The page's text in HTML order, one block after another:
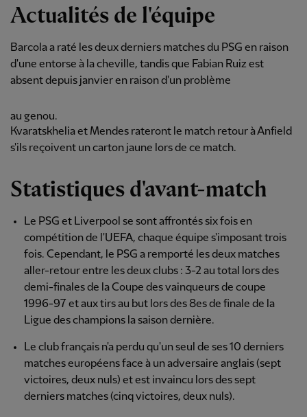
Actualités de l'équipe
Barcola a raté les deux derniers matches du PSG en raison
d'une entorse à la cheville, tandis que Fabian Ruiz est
absent depuis janvier en raison d'un problème
au genou.
Kvaratskhelia et Mendes rateront le match retour à Anfield
s'ils reçoivent un carton jaune lors de ce match.
Statistiques d'avant-match
Le PSG et Liverpool se sont affrontés six fois en
compétition de l'UEFA, chaque équipe s'imposant trois
fois. Cependant, le PSG a remporté les deux matches
aller-retour entre les deux clubs : 3-2 au total lors des
demi-finales de la Coupe des vainqueurs de coupe
1996-97 et aux tirs au but lors des 8es de finale de la
Ligue des champions la saison dernière.
Le club français n'a perdu qu'un seul de ses 10 derniers
matches européens face à un adversaire anglais (sept
victoires, deux nuls) et est invaincu lors des sept
derniers matches (cinq victoires, deux nuls).